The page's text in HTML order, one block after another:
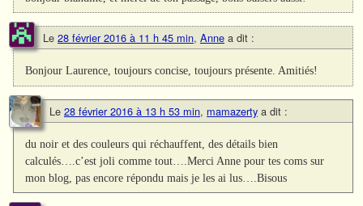
Le 28 février 2016 à 11 h 45 min, Anne a dit :
Bonjour Laurence, toujours concise, toujours présente. Amitiés!
Le 28 février 2016 à 13 h 53 min, mamazerty a dit :
du noir et des couleurs qui réchauffent, des détails bien
calculés….c’est joli comme tout….Merci Anne pour tes coms sur
mon blog, pas encore répondu mais je les ai lus….Bisous